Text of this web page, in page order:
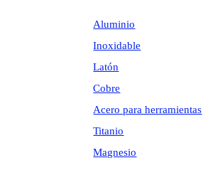
Aluminio
Inoxidable
Latón
Cobre
Acero para herramientas
Titanio
Magnesio